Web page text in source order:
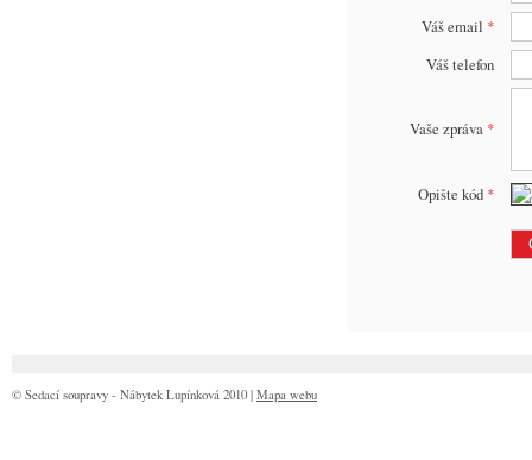
Váš email *
Váš telefon
Vaše zpráva *
Opište kód *
© Sedací soupravy - Nábytek Lupínková 2010 | Mapa webu